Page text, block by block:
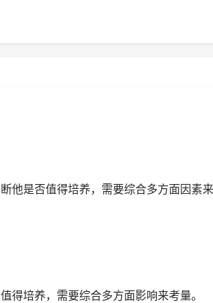
他是否值得培养，需要综合多方面因素
得培养，需要综合多方面影响来考量。